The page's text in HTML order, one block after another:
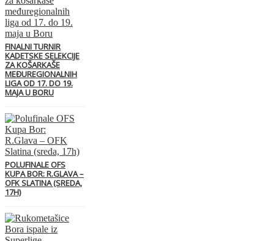
FINALNI TURNIR
KADETSKE SELEKCIJE
ZA KOŠARKAŠE
MEĐUREGIONALNIH
LIGA OD 17. DO 19.
MAJA U BORU
POLUFINALE OFS
KUPA BOR: R.GLAVA –
OFK SLATINA (SREDA,
17H)